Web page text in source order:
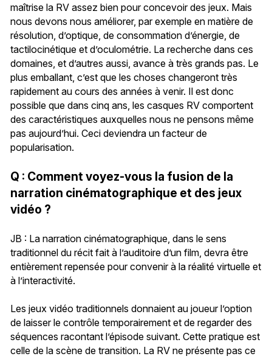
maîtrise la RV assez bien pour concevoir des jeux. Mais
nous devons nous améliorer, par exemple en matière de
résolution, d’optique, de consommation d’énergie, de
tactilocinétique et d’oculométrie. La recherche dans ces
domaines, et d’autres aussi, avance à très grands pas. Le
plus emballant, c’est que les choses changeront très
rapidement au cours des années à venir. Il est donc
possible que dans cinq ans, les casques RV comportent
des caractéristiques auxquelles nous ne pensons même
pas aujourd’hui. Ceci deviendra un facteur de
popularisation.
Q : Comment voyez-vous la fusion de la
narration cinématographique et des jeux
vidéo ?
JB : La narration cinématographique, dans le sens
traditionnel du récit fait à l’auditoire d’un film, devra être
entièrement repensée pour convenir à la réalité virtuelle et
à l’interactivité.
Les jeux vidéo traditionnels donnaient au joueur l’option
de laisser le contrôle temporairement et de regarder des
séquences racontant l’épisode suivant. Cette pratique est
celle de la scène de transition. La RV ne présente pas ce